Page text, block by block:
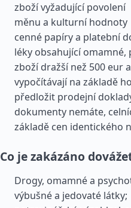
zboží vyžadující povolení
měnu a kulturní hodnoty
cenné papíry a platební
léky obsahující
zboží dražší než 500 eur
vypočítávají na základě
předložit prodejní
dokumenty nemáte,
základě cen identického
Co je zakázáno
Drogy, omamné a
výbušné a jedovaté látky;